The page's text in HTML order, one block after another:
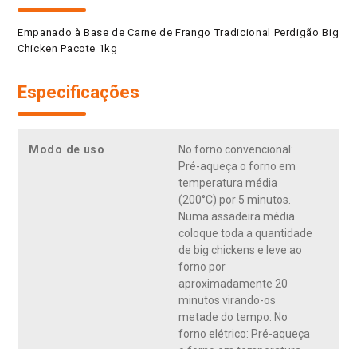
Empanado à Base de Carne de Frango Tradicional Perdigão Big
Chicken Pacote 1kg
Especificações
Modo de uso
No forno convencional:
Pré-aqueça o forno em
temperatura média
(200°C) por 5 minutos.
Numa assadeira média
coloque toda a quantidade
de big chickens e leve ao
forno por
aproximadamente 20
minutos virando-os
metade do tempo. No
forno elétrico: Pré-aqueça